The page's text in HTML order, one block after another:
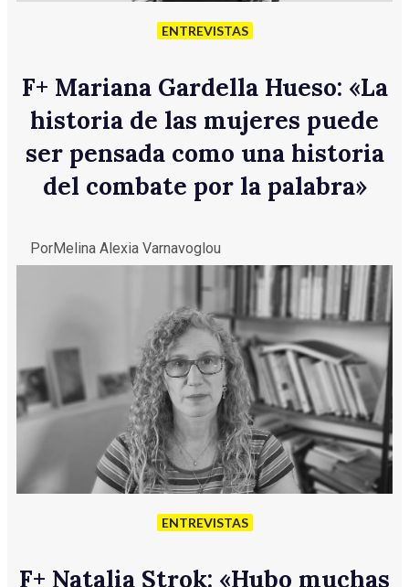
ENTREVISTAS
F+ Mariana Gardella Hueso: «La
historia de las mujeres puede
ser pensada como una historia
del combate por la palabra»
PorMelina Alexia Varnavoglou
ENTREVISTAS
F+ Natalia Strok: «Hubo muchas